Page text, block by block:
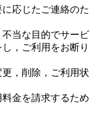
応じたご連絡のた
当な目的でサービ
，ご利用をお断り
，削除，ご利用状
金を請求するため